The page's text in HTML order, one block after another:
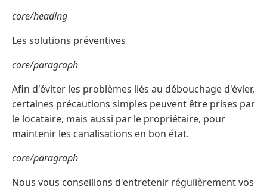
core/heading
Les solutions préventives
core/paragraph
Afin d'éviter les problèmes liés au débouchage d'évier,
certaines précautions simples peuvent être prises par
le locataire, mais aussi par le propriétaire, pour
maintenir les canalisations en bon état.
core/paragraph
Nous vous conseillons d'entretenir régulièrement vos